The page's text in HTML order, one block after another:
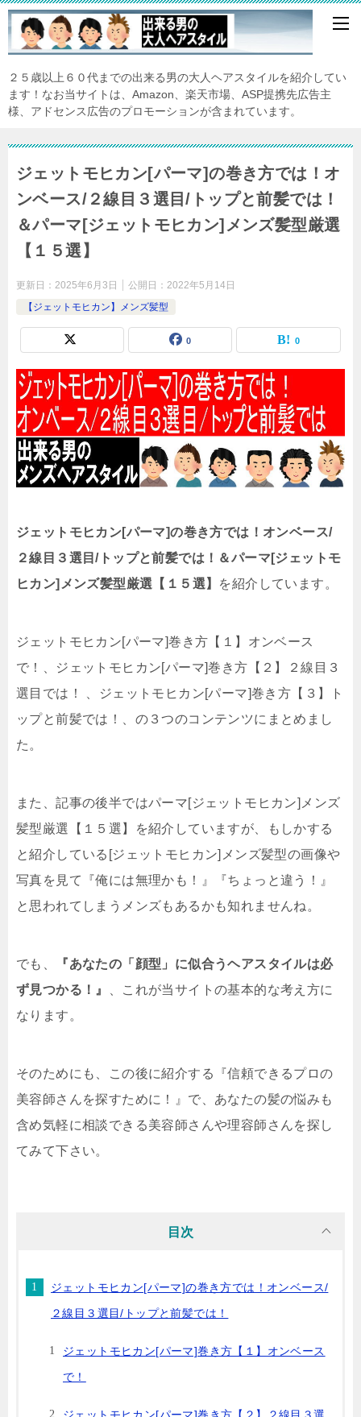
２５歳以上６０代までの出来る男の大人ヘアスタイルを紹介してい
ます！なお当サイトは、Amazon、楽天市場、ASP提携先広告主
様、アドセンス広告のプロモーションが含まれています。
ジェットモヒカン[パーマ]の巻き方では！オ
ンベース/２線目３選目/トップと前髪では！
＆パーマ[ジェットモヒカン]メンズ髪型厳選
【１５選】
更新日： 2025年6月3日 公開日： 2022年5月14日
【ジェットモヒカン】メンズ髪型
0 0
ジェットモヒカン[パーマ]の巻き方では！オンベース/
２線目３選目/トップと前髪では！＆パーマ[ジェットモ
ヒカン]メンズ髪型厳選【１５選】 を紹介しています。
ジェットモヒカン[パーマ]巻き方【１】オンベース
で！、ジェットモヒカン[パーマ]巻き方【２】２線目３
選目では！ 、ジェットモヒカン[パーマ]巻き方【３】ト
ップと前髪では！、の３つのコンテンツにまとめまし
た。
また、記事の後半ではパーマ[ジェットモヒカン]メンズ
髪型厳選【１５選】を紹介していますが、もしかする
と紹介している[ジェットモヒカン]メンズ髪型の画像や
写真を見て『俺には無理かも！』『ちょっと違う！』
と思われてしまうメンズもあるかも知れませんね。
でも、
『あなたの「顔型」に似合うヘアスタイルは必
ず見つかる！』
、これが当サイトの基本的な考え方に
なります。
そのためにも、この後に紹介する『信頼できるプロの
美容師さんを探すために！』で、あなたの髪の悩みも
含め気軽に相談できる美容師さんや理容師さんを探し
てみて下さい。
目次
ジェットモヒカン[パーマ]の巻き方では！オンベース/
２線目３選目/トップと前髪では！
ジェットモヒカン[パーマ]巻き方【１】オンベース
で！